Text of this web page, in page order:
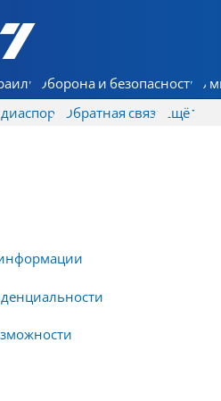
Шева
Оборона и безопасность В
Обратная связь Ещё